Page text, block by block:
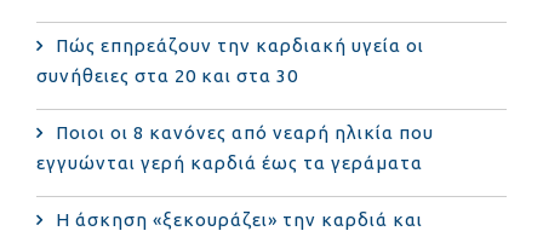
Πώς επηρεάζουν την καρδιακή υγεία οι
συνήθειες στα 20 και στα 30
Ποιοι οι 8 κανόνες από νεαρή ηλικία που
εγγυώνται γερή καρδιά έως τα γεράματα
Η άσκηση «ξεκουράζει» την καρδιά και